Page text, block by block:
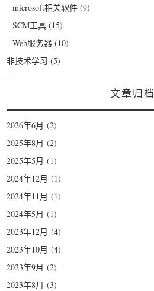
microsoft相关软件 (9)
SCM工具 (15)
Web服务器 (10)
非技术学习 (5)
文章归档
2026年6月 (2)
2025年8月 (2)
2025年5月 (1)
2024年12月 (1)
2024年11月 (1)
2024年5月 (1)
2023年12月 (4)
2023年10月 (4)
2023年9月 (2)
2023年8月 (3)